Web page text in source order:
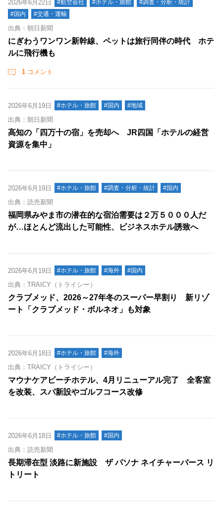
2026年6月22日 #航空会社 #ホテル・旅館
#調査・分析・統計
#国内
#交通・運輸
出典：朝日新聞
にぎわうワンワン新幹線、ペットは旅行同伴の時代 ホテ
ルに飛行機も
1 コメント
2026年6月19日 #ホテル・旅館 #国内 #地域
出典：朝日新聞
高知の「四万十の宿」を売却へ JR四国「ホテルの経営
資源を集中」
2026年6月19日 #ホテル・旅館 #調査・分析・統計 #国内
出典：読売新聞
福岡県みやま市の潜在的な宿泊需要は２万５０００人だ
が…ほとんど流出した可能性、ビジネスホテル誘致へ
2026年6月19日 #ホテル・旅館 #海外 #国内
出典：TRAICY（トライシー）
クラブメッド、2026～27年冬のスーパー早割り 新リゾ
ート「クラブメッド・ボルネオ」も対象
2026年6月18日 #ホテル・旅館 #海外
出典：TRAICY（トライシー）
マウナケアビーチホテル、4月リニューアル完了 全客室
を改装、スパ新設やゴルフコース改修
2026年6月18日 #ホテル・旅館 #国内
出典：読売新聞
長期滞在型 淡路に新施設 ザ パソナ ネイチャーバース リ
トリート